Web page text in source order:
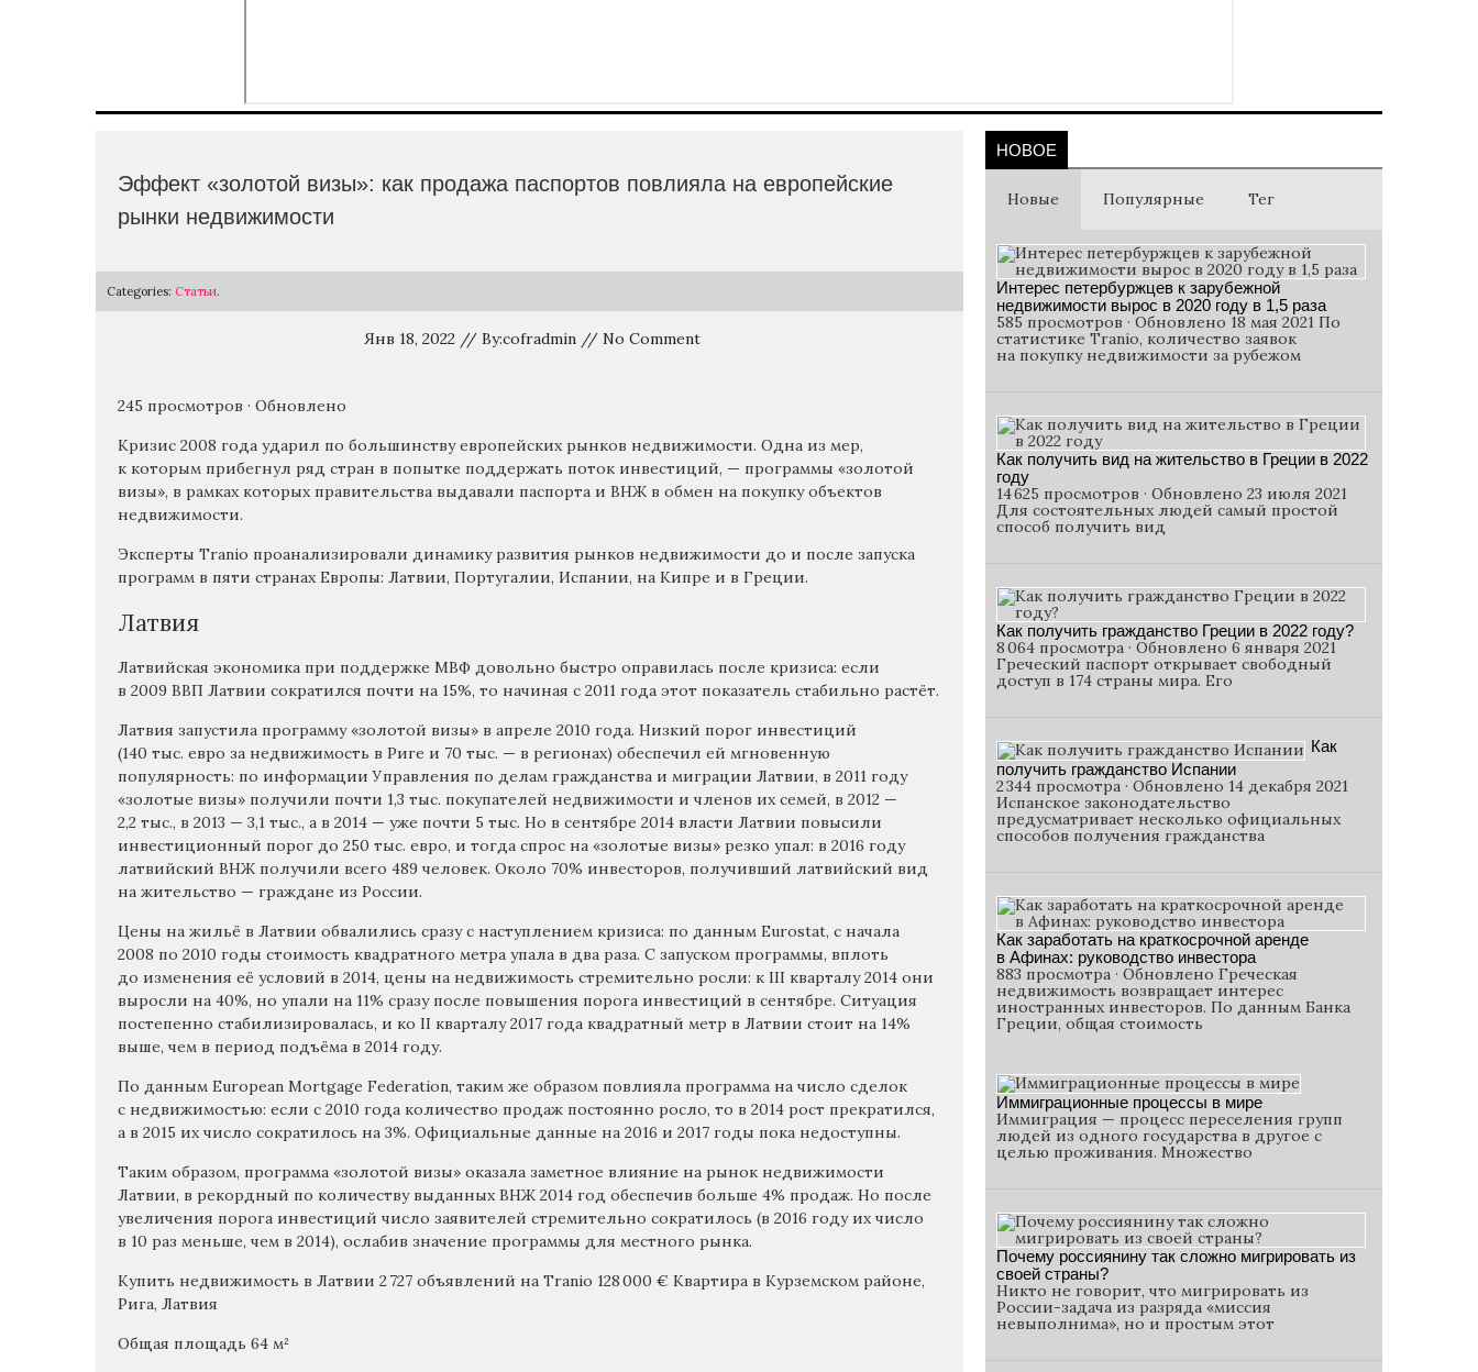
Эффект «золотой визы»: как продажа паспортов повлияла на европейские
рынки недвижимости
Categories: Статьи.
Янв 18, 2022 // By:cofradmin // No Comment
245 просмотров · Обновлено
Кризис 2008 года ударил по большинству европейских рынков недвижимости. Одна из мер,
к которым прибегнул ряд стран в попытке поддержать поток инвестиций, — программы «золотой
визы», в рамках которых правительства выдавали паспорта и ВНЖ в обмен на покупку объектов
недвижимости.
Эксперты Tranio проанализировали динамику развития рынков недвижимости до и после запуска
программ в пяти странах Европы: Латвии, Португалии, Испании, на Кипре и в Греции.
Латвия
Латвийская экономика при поддержке МВФ довольно быстро оправилась после кризиса: если
в 2009 ВВП Латвии сократился почти на 15%, то начиная с 2011 года этот показатель стабильно растёт.
Латвия запустила программу «золотой визы» в апреле 2010 года. Низкий порог инвестиций
(140 тыс. евро за недвижимость в Риге и 70 тыс. — в регионах) обеспечил ей мгновенную
популярность: по информации Управления по делам гражданства и миграции Латвии, в 2011 году
«золотые визы» получили почти 1,3 тыс. покупателей недвижимости и членов их семей, в 2012 —
2,2 тыс., в 2013 — 3,1 тыс., а в 2014 — уже почти 5 тыс. Но в сентябре 2014 власти Латвии повысили
инвестиционный порог до 250 тыс. евро, и тогда спрос на «золотые визы» резко упал: в 2016 году
латвийский ВНЖ получили всего 489 человек. Около 70% инвесторов, получивший латвийский вид
на жительство — граждане из России.
Цены на жильё в Латвии обвалились сразу с наступлением кризиса: по данным Eurostat, с начала
2008 по 2010 годы стоимость квадратного метра упала в два раза. С запуском программы, вплоть
до изменения её условий в 2014, цены на недвижимость стремительно росли: к III кварталу 2014 они
выросли на 40%, но упали на 11% сразу после повышения порога инвестиций в сентябре. Ситуация
постепенно стабилизировалась, и ко II кварталу 2017 года квадратный метр в Латвии стоит на 14%
выше, чем в период подъёма в 2014 году.
По данным European Mortgage Federation, таким же образом повлияла программа на число сделок
с недвижимостью: если с 2010 года количество продаж постоянно росло, то в 2014 рост прекратился,
а в 2015 их число сократилось на 3%. Официальные данные на 2016 и 2017 годы пока недоступны.
Таким образом, программа «золотой визы» оказала заметное влияние на рынок недвижимости
Латвии, в рекордный по количеству выданных ВНЖ 2014 год обеспечив больше 4% продаж. Но после
увеличения порога инвестиций число заявителей стремительно сократилось (в 2016 году их число
в 10 раз меньше, чем в 2014), ослабив значение программы для местного рынка.
Купить недвижимость в Латвии 2 727 объявлений на Tranio 128 000 € Квартира в Курземском районе,
Рига, Латвия
Общая площадь 64 м²
НОВОЕ
Новые Популярные Тег
Интерес петербуржцев к зарубежной
недвижимости вырос в 2020 году в 1,5 раза
585 просмотров · Обновлено 18 мая 2021 По
статистике Tranio, количество заявок
на покупку недвижимости за рубежом
Как получить вид на жительство в Греции в 2022
году
14 625 просмотров · Обновлено 23 июля 2021
Для состоятельных людей самый простой
способ получить вид
Как получить гражданство Греции в 2022 году?
8 064 просмотра · Обновлено 6 января 2021
Греческий паспорт открывает свободный
доступ в 174 страны мира. Его
Как
получить гражданство Испании
2 344 просмотра · Обновлено 14 декабря 2021
Испанское законодательство
предусматривает несколько официальных
способов получения гражданства
Как заработать на краткосрочной аренде
в Афинах: руководство инвестора
883 просмотра · Обновлено Греческая
недвижимость возвращает интерес
иностранных инвесторов. По данным Банка
Греции, общая стоимость
Иммиграционные процессы в мире
Иммиграция — процесс переселения групп
людей из одного государства в другое с
целью проживания. Множество
Почему россиянину так сложно мигрировать из
своей страны?
Никто не говорит, что мигрировать из
России-задача из разряда «миссия
невыполнима», но и простым этот